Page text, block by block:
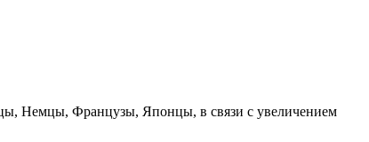
Немцы, Французы, Японцы, в связи с увеличением